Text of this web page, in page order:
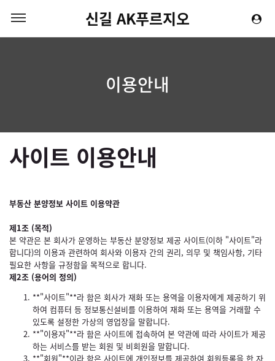
신길 AK푸르지오
이용안내
사이트 이용안내
부동산 분양정보 사이트 이용약관
제1조 (목적)
본 약관은 본 회사가 운영하는 부동산 분양정보 제공 사이트(이하 "사이트"라
합니다)의 이용과 관련하여 회사와 이용자 간의 권리, 의무 및 책임사항, 기타
필요한 사항을 규정함을 목적으로 합니다.
제2조 (용어의 정의)
**"사이트"**라 함은 회사가 재화 또는 용역을 이용자에게 제공하기 위
하여 컴퓨터 등 정보통신설비를 이용하여 재화 또는 용역을 거래할 수
있도록 설정한 가상의 영업장을 말합니다.
**"이용자"**라 함은 사이트에 접속하여 본 약관에 따라 사이트가 제공
하는 서비스를 받는 회원 및 비회원을 말합니다.
**"회원"**이라 함은 사이트에 개인정보를 제공하여 회원등록을 한 자